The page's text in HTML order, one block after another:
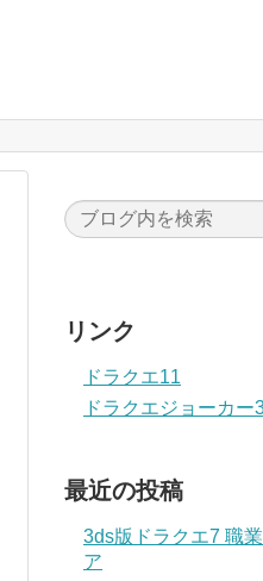
リンク
ドラクエ11
ドラクエジョーカ
最近の投稿
3ds版ドラクエ7 職
ア